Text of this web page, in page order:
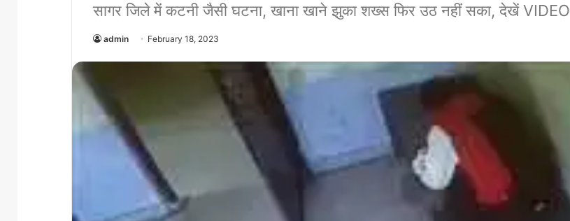
सागर जिले में कटनी जैसी घटना, खाना खाने झुका शख्स फिर उठ नहीं सका, देखें VIDEO
admin February 18, 2023